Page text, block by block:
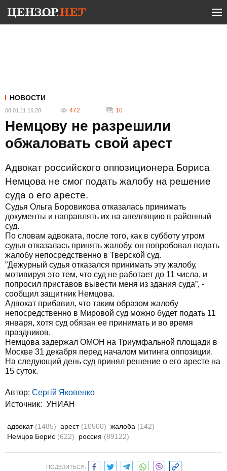
НОВОСТИ
08.01.11 16:28 472 10
Немцову не разрешили
обжаловать свой арест
Адвокат российского оппозиционера Бориса
Немцова не смог подать жалобу на решение
суда о его аресте.
Судья Ольга Боровикова отказалась принимать
документы и направлять их на апелляцию в районный
суд.
По словам адвоката, после того, как в субботу утром
судья отказалась принять жалобу, он попробовал подать
жалобу непосредственно в Тверской суд.
”Дежурный судья отказался принимать эту жалобу,
мотивируя это тем, что суд не работает до 11 числа, и
попросил приставов вывести меня из здания суда”, -
сообщил защитник Немцова.
Адвокат прибавил, что таким образом жалобу
непосредственно в Мировой суд можно будет подать 11
января, хотя суд обязан ее принимать и во время
праздников.
Немцова задержал ОМОН на Триумфальной площади в
Москве 31 декабря перед началом митинга оппозиции.
На следующий день суд принял решение о его аресте на
15 суток.
Автор: Сергій Яковенко
Источник: УНИАН
адвокат (1485) арест (10500) жалоба (142)
Немцов Борис (622) россия (89122)
ПОДЕЛИТЬСЯ: